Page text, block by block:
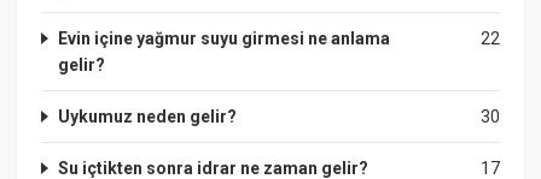
22
Evin içine yağmur suyu girmesi ne anlama
gelir?
30
Uykumuz neden gelir?
17
Su içtikten sonra idrar ne zaman gelir?